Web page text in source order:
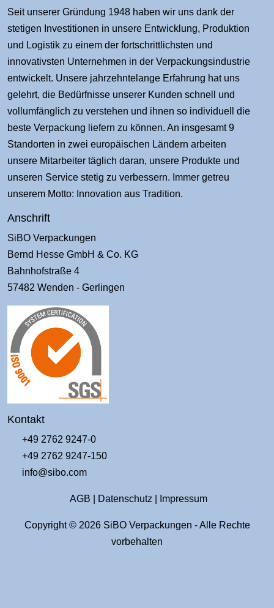
Seit unserer Gründung 1948 haben wir uns dank der
stetigen Investitionen in unsere Entwicklung, Produktion
und Logistik zu einem der fortschrittlichsten und
innovativsten Unternehmen in der Verpackungsindustrie
entwickelt. Unsere jahrzehntelange Erfahrung hat uns
gelehrt, die Bedürfnisse unserer Kunden schnell und
vollumfänglich zu verstehen und ihnen so individuell die
beste Verpackung liefern zu können. An insgesamt 9
Standorten in zwei europäischen Ländern arbeiten
unsere Mitarbeiter täglich daran, unsere Produkte und
unseren Service stetig zu verbessern. Immer getreu
unserem Motto: Innovation aus Tradition.
Anschrift
SiBO Verpackungen
Bernd Hesse GmbH & Co. KG
Bahnhofstraße 4
57482 Wenden - Gerlingen
Kontakt
+49 2762 9247-0
+49 2762 9247-150
info@sibo.com
AGB Datenschutz Impressum
Copyright © 2026 SiBO Verpackungen - Alle Rechte
vorbehalten